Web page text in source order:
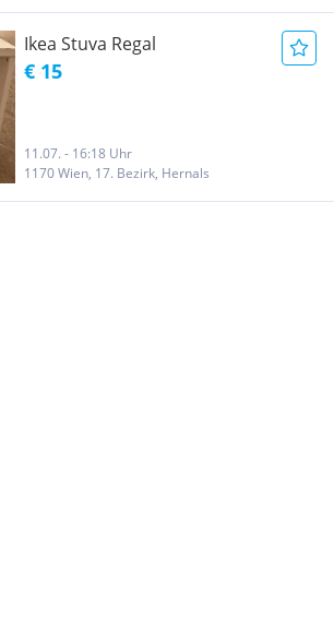
Ikea Stuva Regal
€ 15
11.07. - 16:18 Uhr
1170 Wien, 17. Bezirk, Hernals